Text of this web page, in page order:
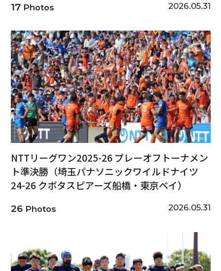
17Photos 2026.05.31
NTTリーグワン2025-26 プレーオフトーナメン
ト準決勝（埼玉パナソニックワイルドナイツ
24-26 クボタスピアーズ船橋・東京ベイ）
26Photos 2026.05.31